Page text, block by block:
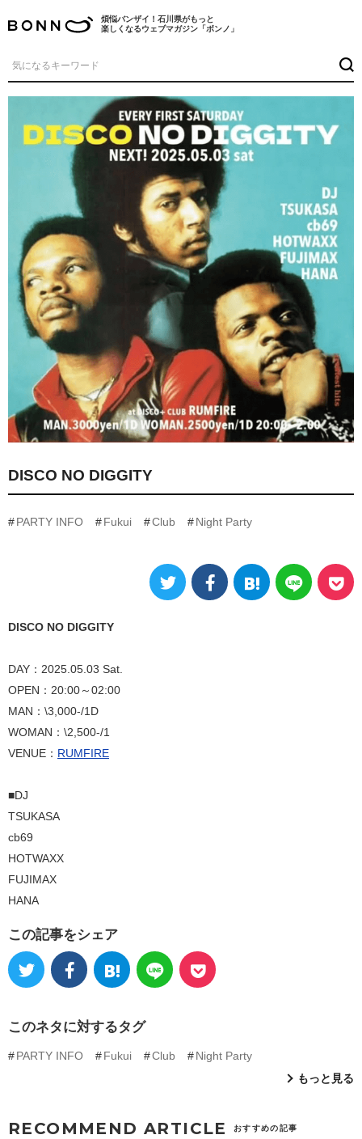
煩悩バンザイ！石川県がもっと
楽しくなるウェブマガジン「ボンノ」
DISCO NO DIGGITY
PARTY INFO Fukui Club Night Party
DISCO NO DIGGITY
DAY：2025.05.03 Sat.
OPEN：20:00～02:00
MAN：\3,000-/1D
WOMAN：\2,500-/1
VENUE： RUMFIRE
■DJ
TSUKASA
cb69
HOTWAXX
FUJIMAX
HANA
この記事をシェア
このネタに対するタグ
PARTY INFO Fukui Club
Night Party
もっと見る
RECOMMEND ARTICLE おすすめの記事